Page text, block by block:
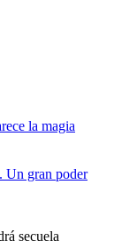
la magia
Un gran poder
secuela